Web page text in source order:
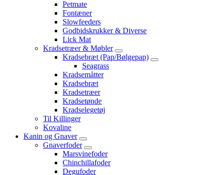
Petmate
Fontæner
Slowfeeders
Godbidskrukker & Diverse
Lick Mat
Kradsetræer & Møbler
Kradsebræt (Pap/Bølgepap)
Seagrass
Kradsemåtter
Kradsebræt
Kradsetræer
Kradsetønde
Kradselegetøj
Til Killinger
Kovaline
Kanin og Gnaver
Gnaverfoder
Marsvinefoder
Chinchillafoder
Degufoder